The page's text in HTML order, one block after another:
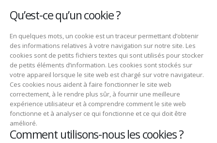
Qu’est-ce qu’un cookie ?
En quelques mots, un cookie est un traceur permettant d’obtenir
des informations relatives à votre navigation sur notre site. Les
cookies sont de petits fichiers textes qui sont utilisés pour stocker
de petits éléments d’information. Les cookies sont stockés sur
votre appareil lorsque le site web est chargé sur votre navigateur.
Ces cookies nous aident à faire fonctionner le site web
correctement, à le rendre plus sûr, à fournir une meilleure
expérience utilisateur et à comprendre comment le site web
fonctionne et à analyser ce qui fonctionne et ce qui doit être
amélioré.
Comment utilisons-nous les cookies ?